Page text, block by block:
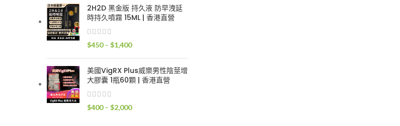
範
圍：
$1,700
2H2D 黑金版 持久液 防早洩延
時持久噴霧 15ML | 香港直營
$450 – $1,400價
圍：
$1,400
美國VigRX Plus威樂男性陰莖增
大膠囊 1瓶60顆 | 香港直營
$400 – $2,000價